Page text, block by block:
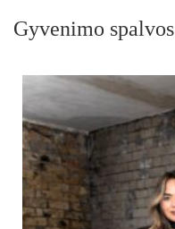
Gyvenimo spalvos